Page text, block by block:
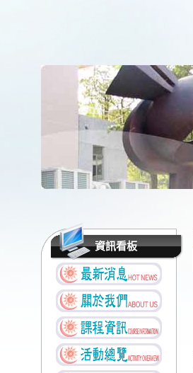
資訊看板